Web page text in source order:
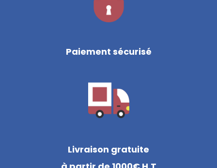
Paiement sécurisé
Livraison gratuite